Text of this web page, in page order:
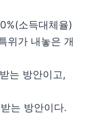
소득대체율)
위가 내놓은 개
는 방안이고,
는 방안이다.